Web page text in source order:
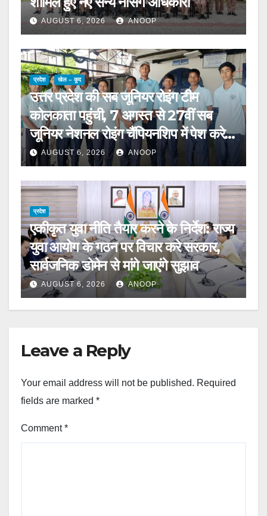
AUGUST 6, 2026 ANOOP
प्रदेश खेल – कूद
उत्तर प्रदेश की सब जूनियर रोइंग टीम
कोलकाता पहुंची, 7 अगस्त से 27वीं सब
जूनियर नेशनल रोइंग चैंपियनशिप में पेश करेगी
चुनौती
AUGUST 6, 2026 ANOOP
प्रदेश
एकीकृत युवा नीति तैयार करने के निर्देश: राज्य
युवा आयोग के गठन पर विचार करे सरकार,
सार्वजनिक डोमेन से मांगे जाएंगे सुझाव
AUGUST 6, 2026 ANOOP
Leave a Reply
Your email address will not be published. Required
fields are marked *
Comment*